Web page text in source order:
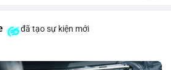
đã tạo sự kiện mới